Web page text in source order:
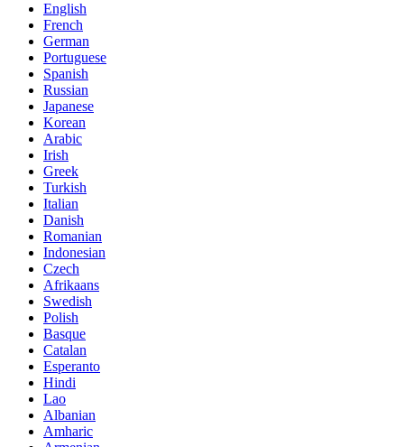
English
French
German
Portuguese
Spanish
Russian
Japanese
Korean
Arabic
Irish
Greek
Turkish
Italian
Danish
Romanian
Indonesian
Czech
Afrikaans
Swedish
Polish
Basque
Catalan
Esperanto
Hindi
Lao
Albanian
Amharic